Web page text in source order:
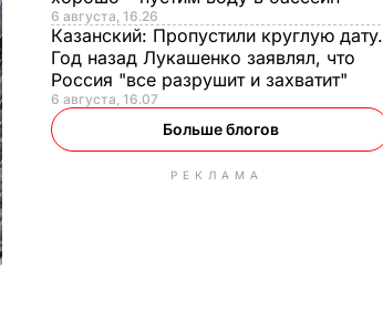
6 августа, 16.26
Казанский: Пропустили круглую дату.
Год назад Лукашенко заявлял, что
Россия "все разрушит и захватит"
6 августа, 16.07
Больше блогов
РЕКЛАМА